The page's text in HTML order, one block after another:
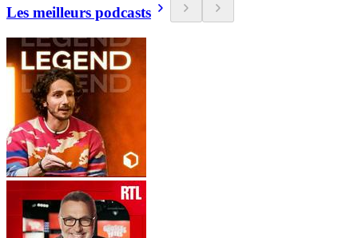
Les meilleurs podcasts